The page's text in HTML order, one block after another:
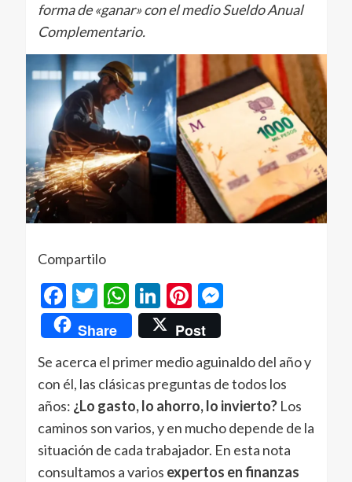
forma de «ganar» con el medio Sueldo Anual
Complementario.
Compartilo
Facebook
Twitter
WhatsApp
LinkedIn
Pinterest
Messenger
Share Post
Se acerca el primer medio aguinaldo del año y
con él, las clásicas preguntas de todos los
años: ¿Lo gasto, lo ahorro, lo invierto? Los
caminos son varios, y en mucho depende de la
situación de cada trabajador. En esta nota
consultamos a varios expertos en finanzas